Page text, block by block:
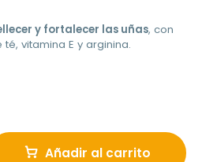
y fortalecer las uñas, con
vitamina E y arginina.
Añadir al carrito